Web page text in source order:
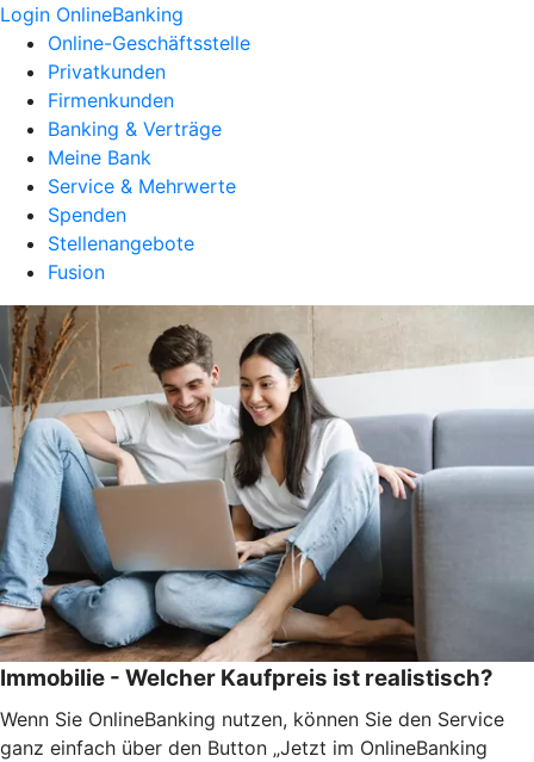
Login OnlineBanking
Online-Geschäftsstelle
Privatkunden
Firmenkunden
Banking & Verträge
Meine Bank
Service & Mehrwerte
Spenden
Stellenangebote
Fusion
Immobilie - Welcher Kaufpreis ist realistisch?
Wenn Sie OnlineBanking nutzen, können Sie den Service
ganz einfach über den Button „Jetzt im OnlineBanking